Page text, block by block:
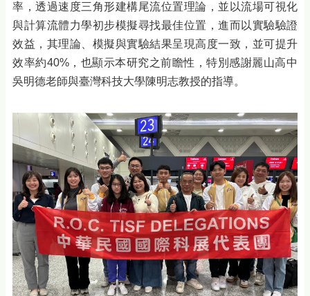
率，透過速度三角形建構尾流位置理論，並以流場可視化
與計算流體力學初步模擬尋找最佳位置，進而以實驗驗證
效益，其理論、模擬與實驗結果呈現高度一致，並可提升
效率約40%，也顯示本研究之前瞻性，特別感謝麗山高中
吳明德老師與臺灣科技大學陳明志教授的指導。